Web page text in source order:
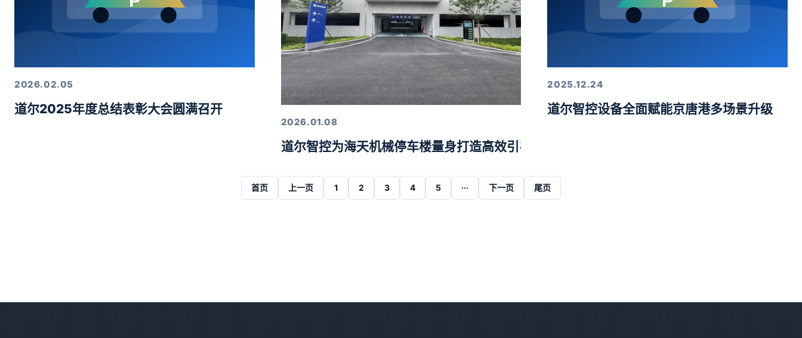
2026.02.05
道尔2025年度总结表彰大会圆满召开
2026.01.08
道尔智控为海天机械停车楼量身打造高效引导解决方案
2025.12.24
道尔智控设备全面赋能京唐港多场景升级
首页 上一页 1 2 3 4 5 ··· 下一页 尾页